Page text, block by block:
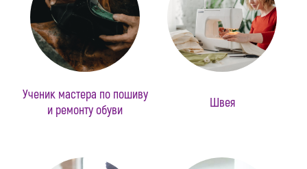
Ученик мастера по пошиву
и ремонту обуви
Швея